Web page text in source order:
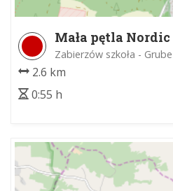
Mała pętla
Zabierzowski
Zabierzów szkoła -
2.6 km
0:55 h